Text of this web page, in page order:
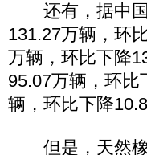
还有，据中国
131.27万辆，环
万辆，环比下降
95.07万辆，环比
辆，环比下降
但是，天然橡